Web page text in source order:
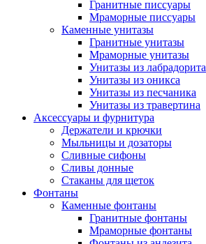
Гранитные писсуары
Мраморные писсуары
Каменные унитазы
Гранитные унитазы
Мраморные унитазы
Унитазы из лабрадорита
Унитазы из оникса
Унитазы из песчаника
Унитазы из травертина
Аксессуары и фурнитура
Держатели и крючки
Мыльницы и дозаторы
Сливные сифоны
Сливы донные
Стаканы для щеток
Фонтаны
Каменные фонтаны
Гранитные фонтаны
Мраморные фонтаны